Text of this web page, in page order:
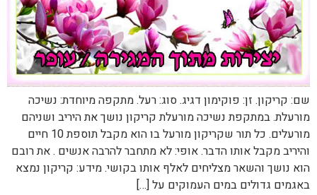
שם: קריקון. זן: פוקימון דגיג. סוג: רעל. מתקפה מיוחדת: נשיכה
מורעלת. במתקפת נשיכה מורעלת קריקון נושך את היריב ושניהם
מורעלים. כל תור שקריקון מורעל בו הוא מקבל תוספת 10 חיים
והיריב מקבל אותו הדבר. אופי: לא מתחבר להרבה אנשים . את רובם
הוא נושך והשאר מצליחים לאלף אותו בקושי. מידע: קריקון נמצא
באגמים גדולים במים העמוקים על […]